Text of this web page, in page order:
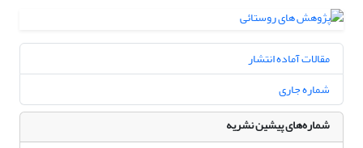
مقالات آماده انتشار
شماره جاری
شماره‌های پیشین نشریه